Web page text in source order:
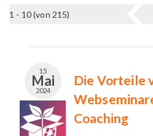
1 - 10 (von 215)
15
Mai
2024
Die Vorteile
Coaching